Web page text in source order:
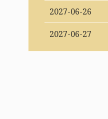
2027-06-26
2027-06-27